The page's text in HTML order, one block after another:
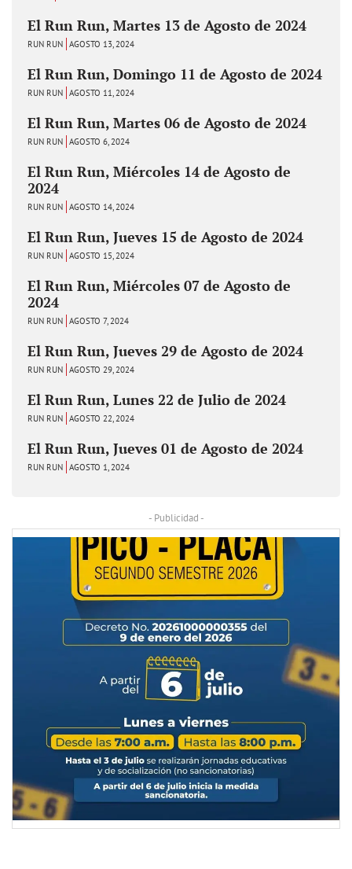
El Run Run, Martes 13 de Agosto de 2024
RUN RUN AGOSTO 13, 2024
El Run Run, Domingo 11 de Agosto de 2024
RUN RUN AGOSTO 11, 2024
El Run Run, Martes 06 de Agosto de 2024
RUN RUN AGOSTO 6, 2024
El Run Run, Miércoles 14 de Agosto de
2024
RUN RUN AGOSTO 14, 2024
El Run Run, Jueves 15 de Agosto de 2024
RUN RUN AGOSTO 15, 2024
El Run Run, Miércoles 07 de Agosto de
2024
RUN RUN AGOSTO 7, 2024
El Run Run, Jueves 29 de Agosto de 2024
RUN RUN AGOSTO 29, 2024
El Run Run, Lunes 22 de Julio de 2024
RUN RUN AGOSTO 22, 2024
El Run Run, Jueves 01 de Agosto de 2024
RUN RUN AGOSTO 1, 2024
- Publicidad -